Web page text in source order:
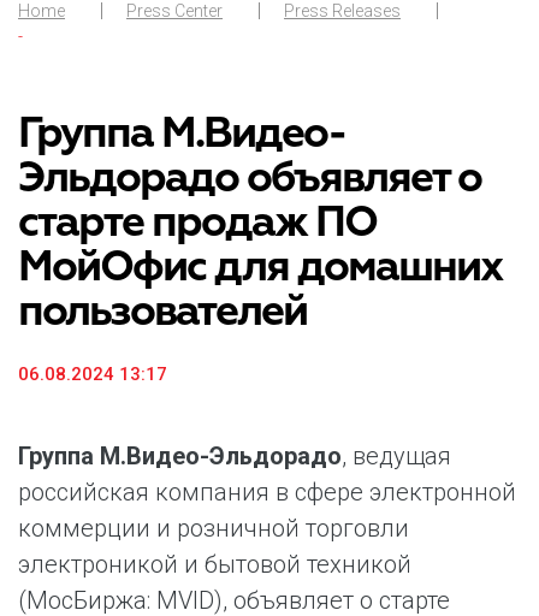
Home Press Center
Press Releases
-
Группа М.Видео-
Эльдорадо объявляет о
старте продаж ПО
МойОфис для домашних
пользователей
06.08.2024 13:17
Группа М.Видео-Эльдорадо, ведущая
российская компания в сфере электронной
коммерции и розничной торговли
электроникой и бытовой техникой
(МосБиржа: MVID), объявляет о старте